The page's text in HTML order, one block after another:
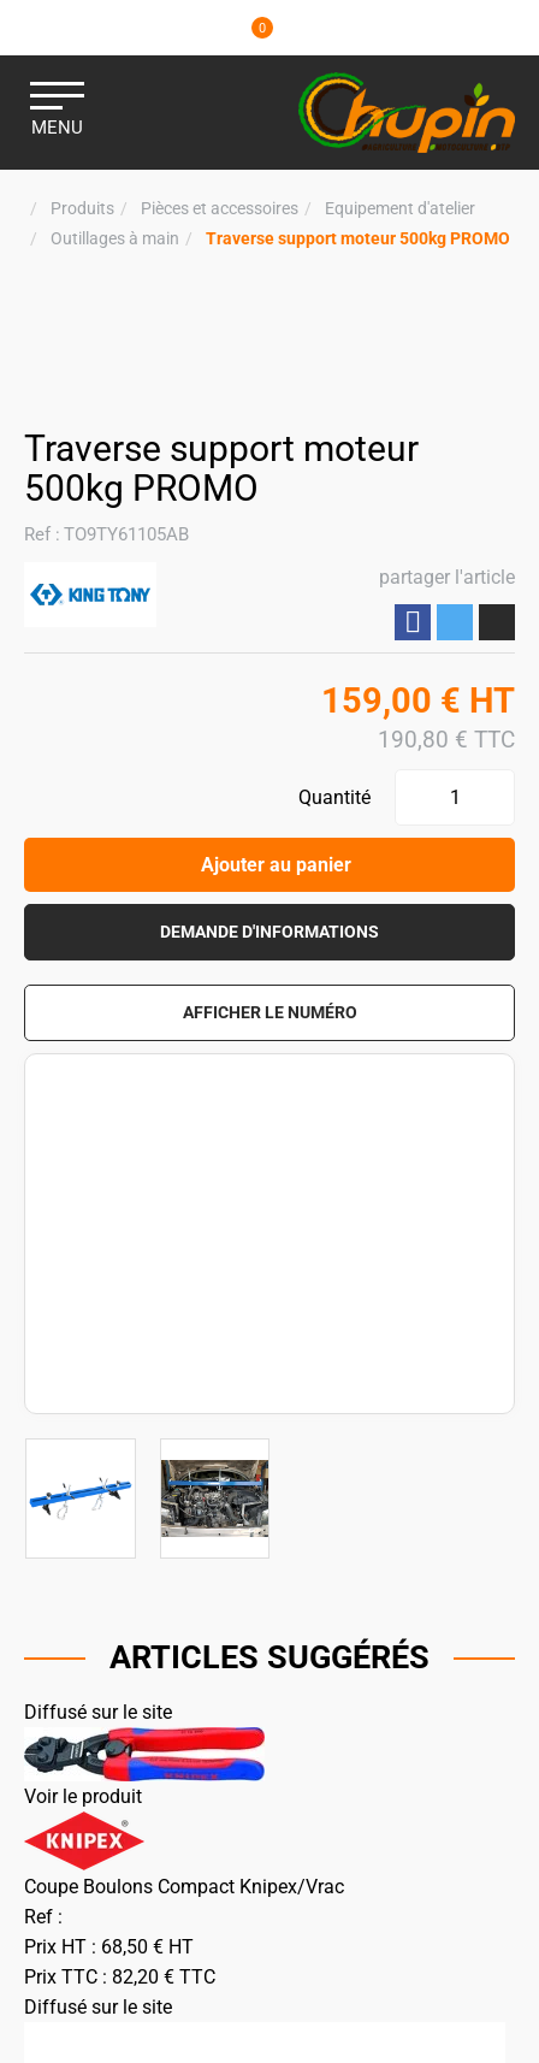
0
MENU
Produits Pièces et accessoires
Equipement d'atelier
Outillages à main
Traverse support moteur 500kg PROMO
Traverse support moteur
500kg PROMO
Ref : TO9TY61105AB
partager l'article
159,00 € HT
190,80 € TTC
Quantité
Ajouter au panier
DEMANDE D'INFORMATIONS
AFFICHER LE NUMÉRO
ARTICLES SUGGÉRÉS
Diffusé sur le site
Voir le produit
Coupe Boulons Compact Knipex/Vrac
Ref :
Prix HT : 68,50 € HT
Prix TTC : 82,20 € TTC
Diffusé sur le site